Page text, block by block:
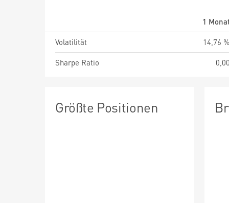
1
Volatilität
14,76
Sharpe Ratio
Größte Positionen